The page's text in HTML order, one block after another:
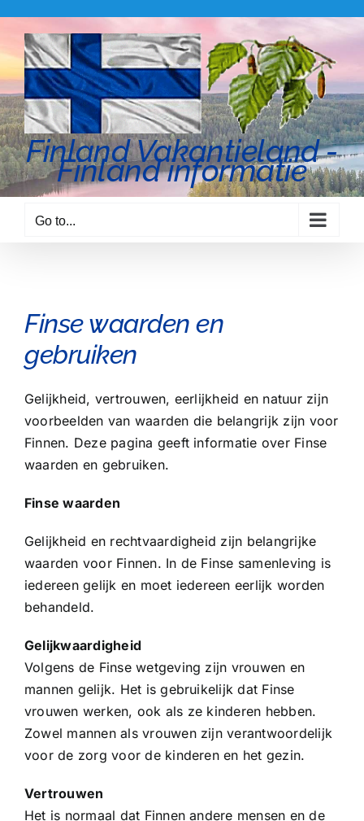
content
Finland Vakantieland -
Finland informatie
Go to...
Finse waarden en
gebruiken
Gelijkheid, vertrouwen, eerlijkheid en natuur zijn
voorbeelden van waarden die belangrijk zijn voor
Finnen. Deze pagina geeft informatie over Finse
waarden en gebruiken.
Finse waarden
Gelijkheid en rechtvaardigheid zijn belangrijke
waarden voor Finnen. In de Finse samenleving is
iedereen gelijk en moet iedereen eerlijk worden
behandeld.
Gelijkwaardigheid
Volgens de Finse wetgeving zijn vrouwen en
mannen gelijk. Het is gebruikelijk dat Finse
vrouwen werken, ook als ze kinderen hebben.
Zowel mannen als vrouwen zijn verantwoordelijk
voor de zorg voor de kinderen en het gezin.
Vertrouwen
Het is normaal dat Finnen andere mensen en de